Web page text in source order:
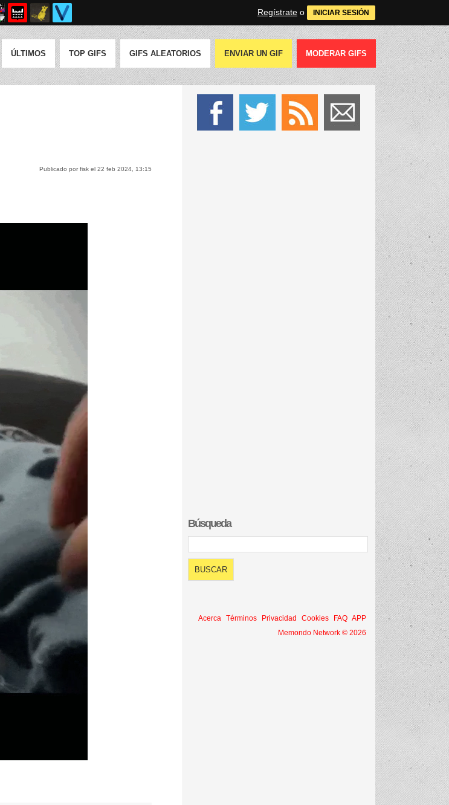
Regístrate o INICIAR SESIÓN
ÚLTIMOS TOP GIFS GIFS ALEATORIOS ENVIAR UN GIF MODERAR GIFS
Publicado por fisk el 22 feb 2024, 13:15
Búsqueda
Acerca Términos Privacidad Cookies FAQ APP
Memondo Network © 2026